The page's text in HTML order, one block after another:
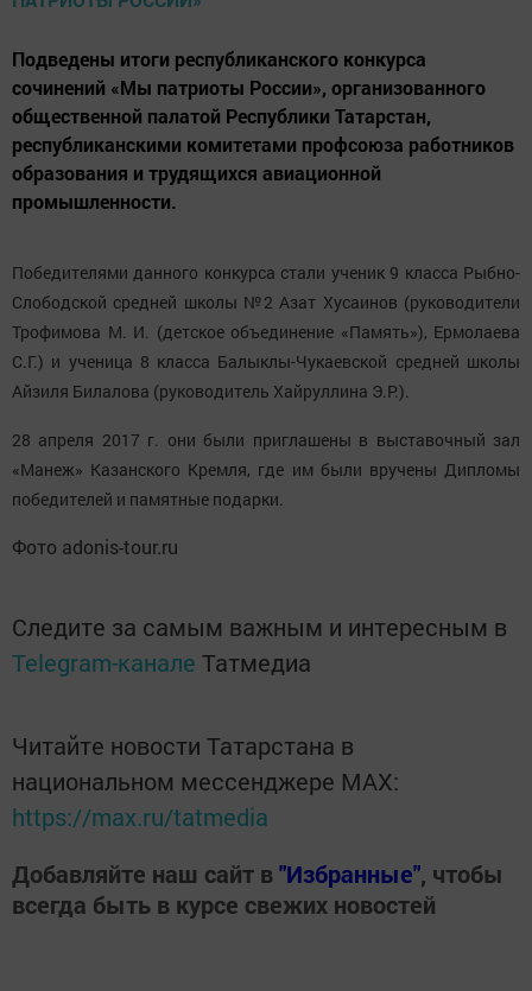
Подведены итоги республиканского конкурса
сочинений «Мы патриоты России», организованного
общественной палатой Республики Татарстан,
республиканскими комитетами профсоюза работников
образования и трудящихся авиационной
промышленности.
Победителями данного конкурса стали ученик 9 класса Рыбно-
Слободской средней школы №2 Азат Хусаинов (руководители
Трофимова М. И. (детское объединение «Память»), Ермолаева
С.Г.) и ученица 8 класса Балыклы-Чукаевской средней школы
Айзиля Билалова (руководитель Хайруллина Э.Р.).
28 апреля 2017 г. они были приглашены в выставочный зал
«Манеж» Казанского Кремля, где им были вручены Дипломы
победителей и памятные подарки.
Фото adonis-tour.ru
Следите за самым важным и интересным в
Telegram-канале Татмедиа
Читайте новости Татарстана в
национальном мессенджере MАХ:
https://max.ru/tatmedia
Добавляйте наш сайт в"Избранные", чтобы
всегда быть в курсе свежих новостей